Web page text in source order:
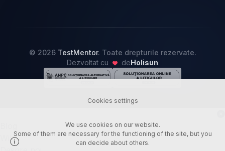
© 2026 TestMentor. Toate drepturile rezervate.
Dezvoltat cu
deHolisun
Wiki
Cookies settings
We use cookies on our website.
Some of them are necessary for the functioning of the site, but you
can decide about others.